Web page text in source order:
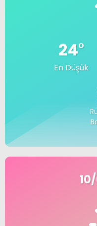
24°
En Düşük